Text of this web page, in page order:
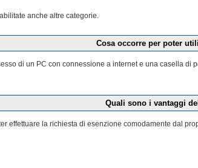
anche altre categorie.
Cosa occorre per poter
di un PC con connessione a internet e una casella di
Quali sono i vantaggi
effettuare la richiesta di esenzione comodamente dal